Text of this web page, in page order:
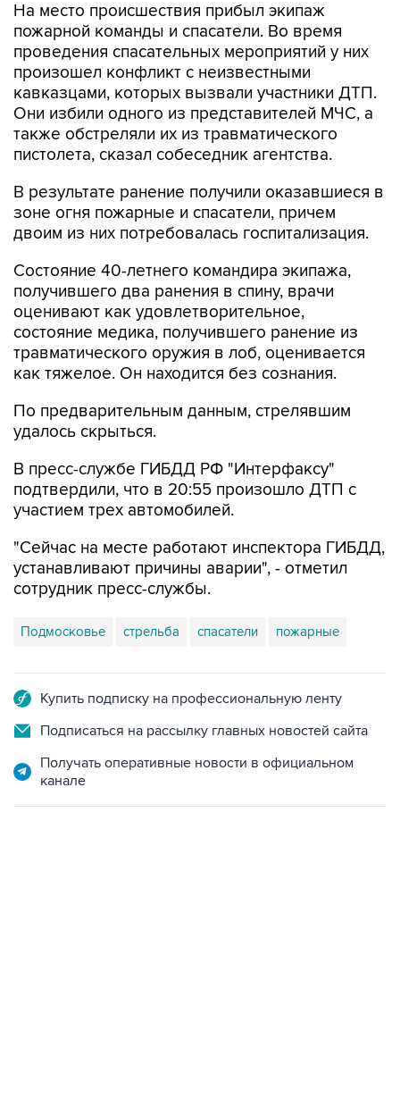
На место происшествия прибыл экипаж
пожарной команды и спасатели. Во время
проведения спасательных мероприятий у них
произошел конфликт с неизвестными
кавказцами, которых вызвали участники ДТП.
Они избили одного из представителей МЧС, а
также обстреляли их из травматического
пистолета, сказал собеседник агентства.
В результате ранение получили оказавшиеся в
зоне огня пожарные и спасатели, причем
двоим из них потребовалась госпитализация.
Состояние 40-летнего командира экипажа,
получившего два ранения в спину, врачи
оценивают как удовлетворительное,
состояние медика, получившего ранение из
травматического оружия в лоб, оценивается
как тяжелое. Он находится без сознания.
По предварительным данным, стрелявшим
удалось скрыться.
В пресс-службе ГИБДД РФ "Интерфаксу"
подтвердили, что в 20:55 произошло ДТП с
участием трех автомобилей.
"Сейчас на месте работают инспектора ГИБДД,
устанавливают причины аварии", - отметил
сотрудник пресс-службы.
Подмосковье стрельба спасатели пожарные
Купить подписку на профессиональную ленту
Подписаться на рассылку главных новостей сайта
Получать оперативные новости в официальном
канале